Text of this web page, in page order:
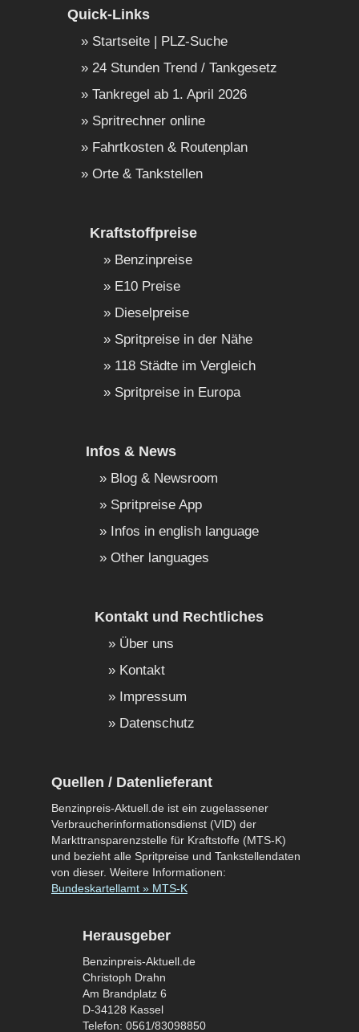
Quick-Links
Startseite | PLZ-Suche
24 Stunden Trend / Tankgesetz
Tankregel ab 1. April 2026
Spritrechner online
Fahrtkosten & Routenplan
Orte & Tankstellen
Kraftstoffpreise
Benzinpreise
E10 Preise
Dieselpreise
Spritpreise in der Nähe
118 Städte im Vergleich
Spritpreise in Europa
Infos & News
Blog & Newsroom
Spritpreise App
Infos in english language
Other languages
Kontakt und Rechtliches
Über uns
Kontakt
Impressum
Datenschutz
Quellen / Datenlieferant
Benzinpreis-Aktuell.de ist ein zugelassener
Verbraucherinformationsdienst (VID) der
Markttransparenzstelle für Kraftstoffe (MTS-K)
und bezieht alle Spritpreise und Tankstellendaten
von dieser. Weitere Informationen:
Bundeskartellamt » MTS-K
Herausgeber
Benzinpreis-Aktuell.de
Christoph Drahn
Am Brandplatz 6
D-34128 Kassel
Telefon: 0561/83098850